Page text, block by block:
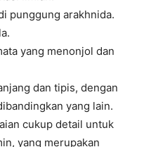
punggung arakhnida.
yang menonjol dan
dan tipis, dengan
yang lain.
cukup detail untuk
yang merupakan